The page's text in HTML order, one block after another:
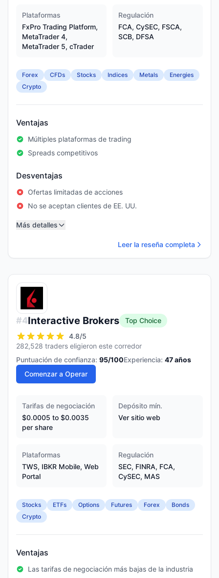
Plataformas
FxPro Trading Platform,
MetaTrader 4,
MetaTrader 5, cTrader
Regulación
FCA, CySEC, FSCA,
SCB, DFSA
Forex CFDs Stocks Indices Metals
Energies
Crypto
Ventajas
Múltiples plataformas de trading
Spreads competitivos
Desventajas
Ofertas limitadas de acciones
No se aceptan clientes de EE. UU.
Más detalles
Leer la reseña completa
#4Interactive Brokers
Top Choice
4.8/5
282,528 traders eligieron este corredor
Puntuación de confianza: 95/100Experiencia: 47años
Comenzar a Operar
Tarifas de negociación
$0.0005 to $0.0035
per share
Depósito mín.
Ver sitio web
Plataformas
TWS, IBKR Mobile, Web
Portal
Regulación
SEC, FINRA, FCA,
CySEC, MAS
Stocks ETFs Options Futures Forex
Bonds
Crypto
Ventajas
Las tarifas de negociación más bajas de la industria